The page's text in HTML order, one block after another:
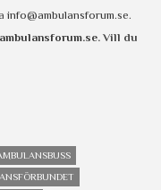
info@ambulansforum.se.
. Vill du